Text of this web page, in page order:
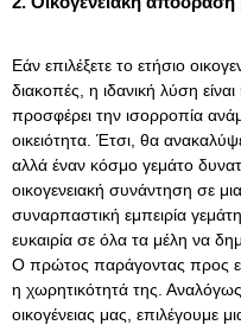
Εάν επιλέξετε το ετήσιο
διακοπές, η ιδανική λύση
προσφέρει την ισορροπία
οικειότητα. Έτσι, θα
αλλά έναν κόσμο γεμάτο
οικογενειακή συνάντηση σε μια
συναρπαστική εμπειρία
ευκαιρία σε όλα τα μέλη να
Ο πρώτος παράγοντας προς
η χωρητικότητά της.
οικογένειας μας, επιλέγουμε